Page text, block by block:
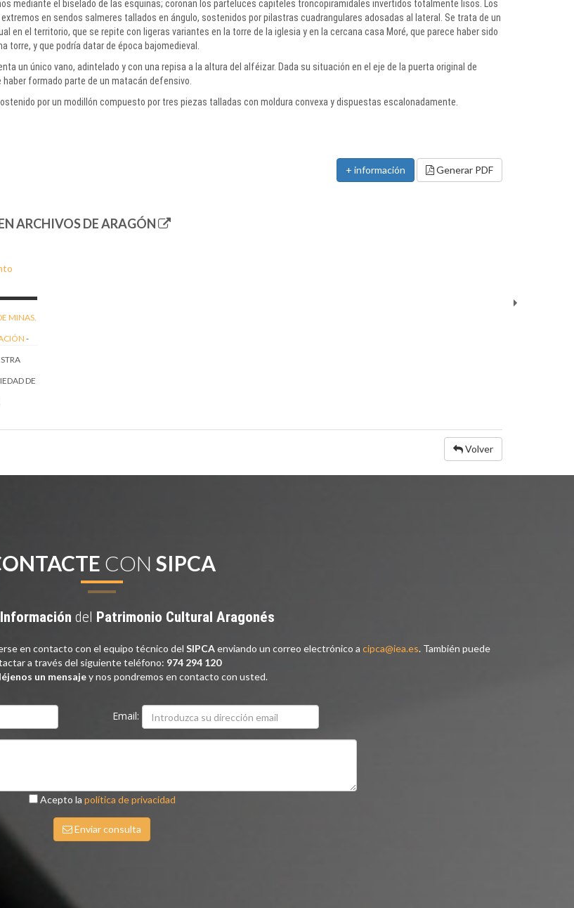
mediante el biselado de las esquinas; coronan los parteluces capiteles troncopiramidales invertidos totalmente lisos. Los
en sendos salmeres tallados en ángulo, sostenidos por pilastras cuadrangulares adosadas al lateral. Se trata de un
en el territorio, que se repite con ligeras variantes en la torre de la iglesia y en la cercana casa Moré, que parece haber sido
torre, y que podría datar de época bajomedieval.
un único vano, adintelado y con una repisa a la altura del alféizar. Dada su situación en el eje de la puerta original de
formado parte de un matacán defensivo.
por un modillón compuesto por tres piezas talladas con moldura convexa y dispuestas escalonadamente.
+ información Generar PDF
ARCHIVOS DE ARAGÓN
MINAS.
-
DE
Volver
CON SIPCA
Información del Patrimonio Cultural Aragonés
en contacto con el equipo técnico del SIPCAenviando un correo electrónico a cipca@iea.es. También puede
a través del siguiente teléfono: 974 294 120
un mensajey nos pondremos en contacto con usted.
Email:
Acepto la política de privacidad
Enviar consulta